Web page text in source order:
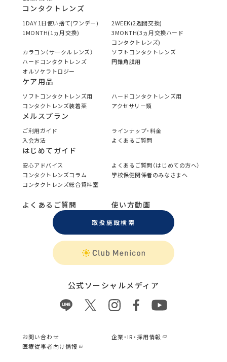
コンタクトレンズ
1DAY 1日使い捨て(ワンデー)
2WEEK(2週間交換)
1MONTH(1ヵ月交換)
3MONTH(3ヵ月交換ハード
コンタクトレンズ)
カラコン（サークルレンズ）
ソフトコンタクトレンズ
ハードコンタクトレンズ
円錐角膜用
オルソケラトロジー
ケア用品
ソフトコンタクトレンズ用
ハードコンタクトレンズ用
コンタクトレンズ装着薬
アクセサリー類
メルスプラン
ご利用ガイド
ラインナップ・料金
入会方法
よくあるご質問
はじめてガイド
安心アドバイス
よくあるご質問（はじめての方へ）
コンタクトレンズコラム
学校保健関係者のみなさまへ
コンタクトレンズ総合資料室
よくあるご質問 使い方動画
取扱施設検索
公式ソーシャルメディア
お問い合わせ
企業・IR・採用情報
医療従事者向け情報